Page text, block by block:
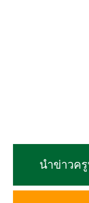
นำข่าวค